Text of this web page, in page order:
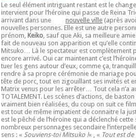
Le seul élément intriguant restant est le
intervient pour l’héroïne qui passe de Reina
arrivant dans une
nouvelle ville (après
nouvelles personnes. Elle est une autre
prénom, Keiko , sauf que Aki, sa meilleure
fait de nouveau son apparition et qu’elle
Mitsuko… Là le spectateur est complètement
encore arrivé. Oui car maintenant c’est
tuer les gens autour d’eux, comme ça,
rendre à sa propre cérémonie de mariage
tête de porc, tout en zigouillant ses invités et
Matrix venus pour les arrêter… Tout cela n’a
TOTALEMENT. Les scènes d’actions, de
vraiment bien réalisées, du coup on suit ce
est tout de même impatient de connaitre la
est le pêché de l’héroïne qui a déclenché
nombreux personnages secondaire
sens : « Souviens-toi Mitsuko !« , « Tout est